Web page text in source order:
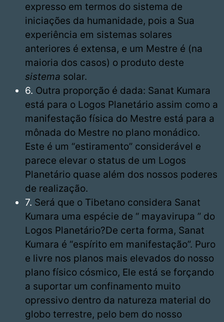
expresso em termos do sistema de
iniciações da humanidade, pois a Sua
experiência em sistemas solares
anteriores é extensa, e um Mestre é (na
maioria dos casos) o produto deste
sistema solar.
6. Outra proporção é dada: Sanat Kumara
está para o Logos Planetário assim como a
manifestação física do Mestre está para a
mônada do Mestre no plano monádico.
Este é um “estiramento” considerável e
parece elevar o status de um Logos
Planetário quase além dos nossos poderes
de realização.
7. Será que o Tibetano considera Sanat
Kumara uma espécie de “ mayavirupa ” do
Logos Planetário?De certa forma, Sanat
Kumara é “espírito em manifestação”. Puro
e livre nos planos mais elevados do nosso
plano físico cósmico, Ele está se forçando
a suportar um confinamento muito
opressivo dentro da natureza material do
globo terrestre, pelo bem do nosso